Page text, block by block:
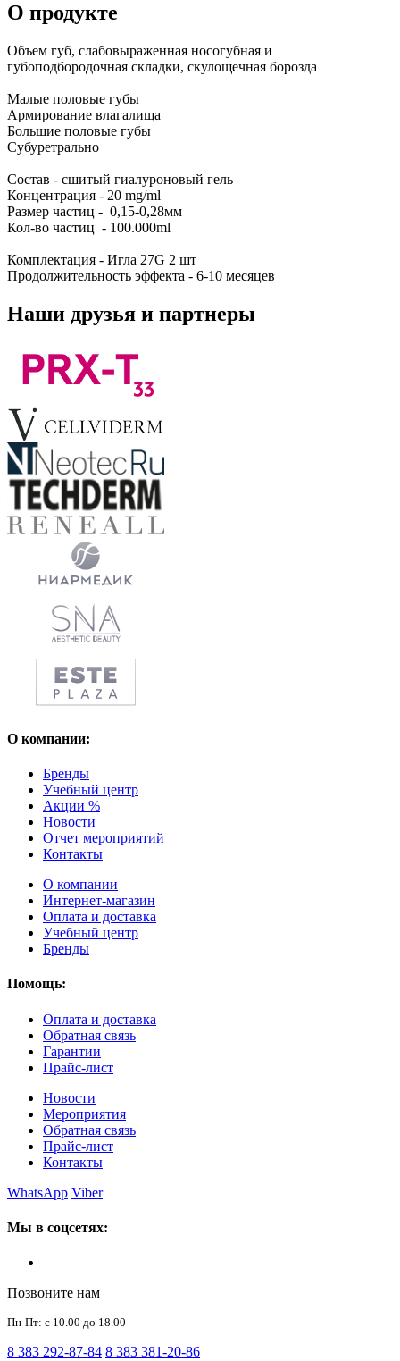
О продукте
Объем губ, слабовыраженная носогубная и
губоподбородочная складки, скулощечная борозда
Малые половые губы
Армирование влагалища
Большие половые губы
Субуретрально
Состав - сшитый гиалуроновый гель
Концентрация - 20 mg/ml
Размер частиц - 0,15-0,28мм
Кол-во частиц - 100.000ml
Комплектация - Игла 27G 2 шт
Продолжительность эффекта - 6-10 месяцев
Наши друзья и партнеры
О компании:
Бренды
Учебный центр
Акции %
Новости
Отчет мероприятий
Контакты
О компании
Интернет-магазин
Оплата и доставка
Учебный центр
Бренды
Помощь:
Оплата и доставка
Обратная связь
Гарантии
Прайс-лист
Новости
Мероприятия
Обратная связь
Прайс-лист
Контакты
WhatsApp Viber
Мы в соцсетях:
Позвоните нам
Пн-Пт: с 10.00 до 18.00
8 383 292-87-84 8 383 381-20-86